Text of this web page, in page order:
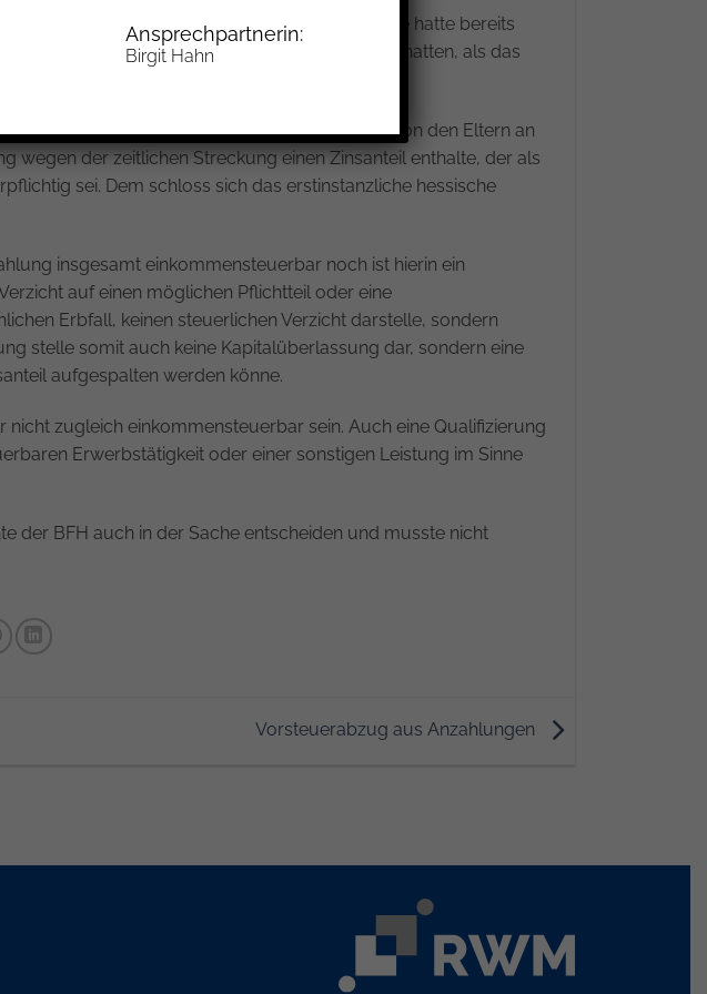
auf ihren Bruder verzichtet. Sie hatte bereits
erhalten, die insgesamt einen geringeren Wert hatten, als das
Dieses wurde in zwei Raten von den Eltern an
wegen der zeitlichen Streckung einen Zinsanteil enthalte, der als
sei. Dem schloss sich das erstinstanzliche hessische
insgesamt einkommensteuerbar noch ist hierin ein
auf einen möglichen Pflichtteil oder eine
Erbfall, keinen steuerlichen Verzicht darstelle, sondern
stelle somit auch keine Kapitalüberlassung dar, sondern eine
aufgespalten werden könne.
zugleich einkommensteuerbar sein. Auch eine Qualifizierung
Erwerbstätigkeit oder einer sonstigen Leistung im Sinne
der BFH auch in der Sache entscheiden und musste nicht
Vorsteuerabzug aus Anzahlungen
Ansprechpartnerin:
Birgit Hahn